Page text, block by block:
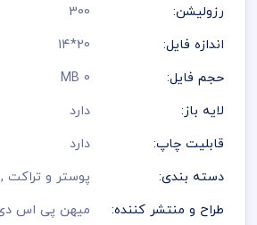
رزولیشن:
300
اندازه فایل:
20*14
حجم فایل:
0 MB
لایه باز:
دارد
قابلیت چاپ:
دارد
دسته بندی:
پوستر و تراکت,
طراح و منتشر کننده:
میهن پی اس